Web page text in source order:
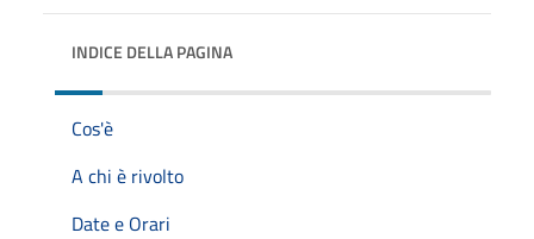
INDICE DELLA PAGINA
Cos'è
A chi è rivolto
Date e Orari